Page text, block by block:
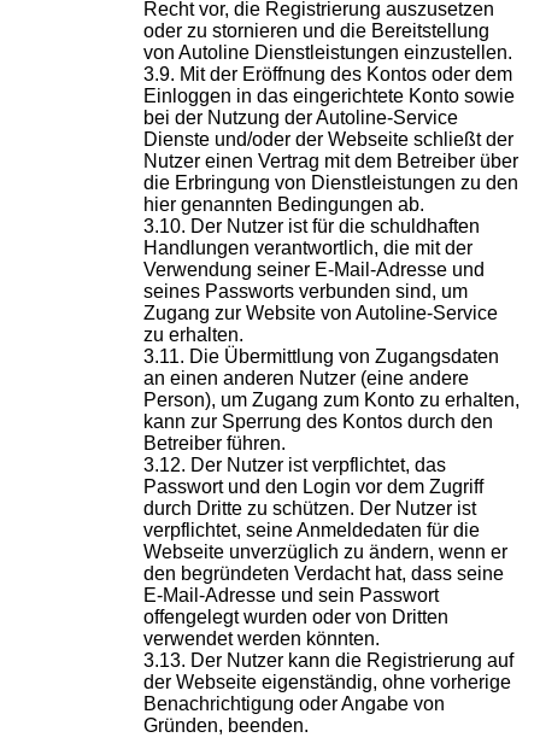
Recht vor, die Registrierung auszusetzen
oder zu stornieren und die Bereitstellung
von Autoline Dienstleistungen einzustellen.
Mit der Eröffnung des Kontos oder dem
Einloggen in das eingerichtete Konto sowie
bei der Nutzung der Autoline-Service
Dienste und/oder der Webseite schließt der
Nutzer einen Vertrag mit dem Betreiber über
die Erbringung von Dienstleistungen zu den
hier genannten Bedingungen ab.
Der Nutzer ist für die schuldhaften
Handlungen verantwortlich, die mit der
Verwendung seiner E-Mail-Adresse und
seines Passworts verbunden sind, um
Zugang zur Website von Autoline-Service
zu erhalten.
Die Übermittlung von Zugangsdaten
an einen anderen Nutzer (eine andere
Person), um Zugang zum Konto zu erhalten,
kann zur Sperrung des Kontos durch den
Betreiber führen.
Der Nutzer ist verpflichtet, das
Passwort und den Login vor dem Zugriff
durch Dritte zu schützen. Der Nutzer ist
verpflichtet, seine Anmeldedaten für die
Webseite unverzüglich zu ändern, wenn er
den begründeten Verdacht hat, dass seine
E-Mail-Adresse und sein Passwort
offengelegt wurden oder von Dritten
verwendet werden könnten.
Der Nutzer kann die Registrierung auf
der Webseite eigenständig, ohne vorherige
Benachrichtigung oder Angabe von
Gründen, beenden.